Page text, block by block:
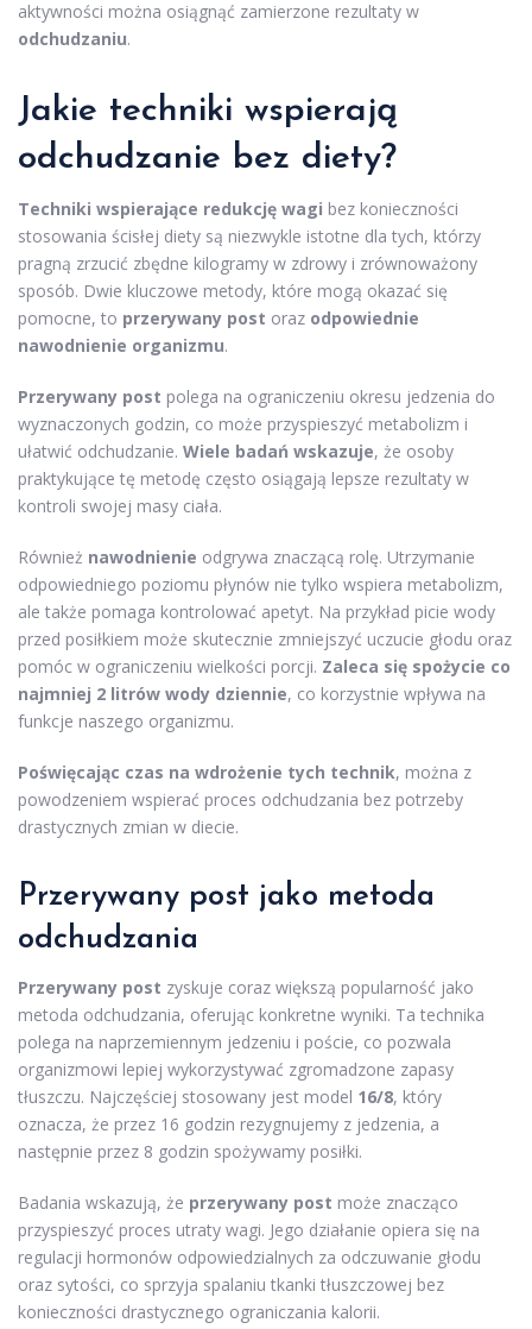
aktywności można osiągnąć zamierzone rezultaty w
odchudzaniu.
Jakie techniki wspierają
odchudzanie bez diety?
Techniki wspierające redukcję wagi bez konieczności
stosowania ścisłej diety są niezwykle istotne dla tych, którzy
pragną zrzucić zbędne kilogramy w zdrowy i zrównoważony
sposób. Dwie kluczowe metody, które mogą okazać się
pomocne, to przerywany post oraz odpowiednie
nawodnienie organizmu.
Przerywany post polega na ograniczeniu okresu jedzenia do
wyznaczonych godzin, co może przyspieszyć metabolizm i
ułatwić odchudzanie. Wiele badań wskazuje, że osoby
praktykujące tę metodę często osiągają lepsze rezultaty w
kontroli swojej masy ciała.
Również nawodnienie odgrywa znaczącą rolę. Utrzymanie
odpowiedniego poziomu płynów nie tylko wspiera metabolizm,
ale także pomaga kontrolować apetyt. Na przykład picie wody
przed posiłkiem może skutecznie zmniejszyć uczucie głodu oraz
pomóc w ograniczeniu wielkości porcji. Zaleca się spożycie co
najmniej 2 litrów wody dziennie, co korzystnie wpływa na
funkcje naszego organizmu.
Poświęcając czas na wdrożenie tych technik, można z
powodzeniem wspierać proces odchudzania bez potrzeby
drastycznych zmian w diecie.
Przerywany post jako metoda
odchudzania
Przerywany post zyskuje coraz większą popularność jako
metoda odchudzania, oferując konkretne wyniki. Ta technika
polega na naprzemiennym jedzeniu i poście, co pozwala
organizmowi lepiej wykorzystywać zgromadzone zapasy
tłuszczu. Najczęściej stosowany jest model 16/8, który
oznacza, że przez 16 godzin rezygnujemy z jedzenia, a
następnie przez 8 godzin spożywamy posiłki.
Badania wskazują, że przerywany post może znacząco
przyspieszyć proces utraty wagi. Jego działanie opiera się na
regulacji hormonów odpowiedzialnych za odczuwanie głodu
oraz sytości, co sprzyja spalaniu tkanki tłuszczowej bez
konieczności drastycznego ograniczania kalorii.